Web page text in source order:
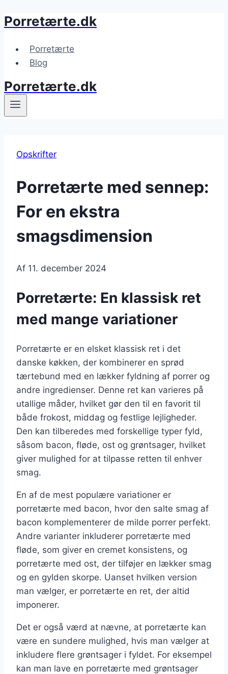
Fortsæt
indhold
Porretærte.dk
Porretærte
Blog
Porretærte.dk
Opskrifter
Porretærte med sennep:
For en ekstra
smagsdimension
Af 11. december 2024
Porretærte: En klassisk ret
med mange variationer
Porretærte er en elsket klassisk ret i det
danske køkken, der kombinerer en sprød
tærtebund med en lækker fyldning af porrer og
andre ingredienser. Denne ret kan varieres på
utallige måder, hvilket gør den til en favorit til
både frokost, middag og festlige lejligheder.
Den kan tilberedes med forskellige typer fyld,
såsom bacon, fløde, ost og grøntsager, hvilket
giver mulighed for at tilpasse retten til enhver
smag.
En af de mest populære variationer er
porretærte med bacon, hvor den salte smag af
bacon komplementerer de milde porrer perfekt.
Andre varianter inkluderer porretærte med
fløde, som giver en cremet konsistens, og
porretærte med ost, der tilføjer en lækker smag
og en gylden skorpe. Uanset hvilken version
man vælger, er porretærte en ret, der altid
imponerer.
Det er også værd at nævne, at porretærte kan
være en sundere mulighed, hvis man vælger at
inkludere flere grøntsager i fyldet. For eksempel
kan man lave en porretærte med grøntsager